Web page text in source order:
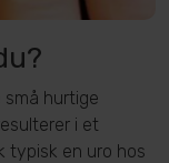
hurtige
i et
typisk en uro hos